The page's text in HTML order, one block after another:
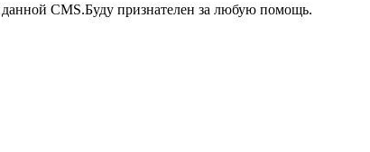
CMS.Буду признателен за любую помощь.